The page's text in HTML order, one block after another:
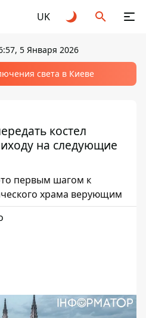
UK
5 Января 2026
света в Киеве
костел
на следующие
первым шагом к
храма верующим